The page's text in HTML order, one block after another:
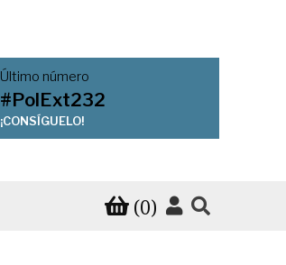
Último número
#PolExt232
¡CONSÍGUELO!
(0)